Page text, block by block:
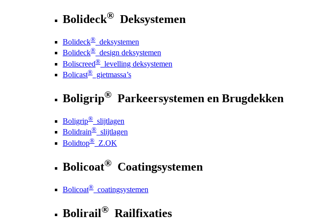
Bolideck® Deksystemen
Bolideck® deksystemen
Bolideck® design deksystemen
Boliscreed® levelling deksystemen
Bolicast® gietmassa’s
Boligrip® Parkeersystemen en Brugdekken
Boligrip® slijtlagen
Bolidrain® slijtlagen
Bolidtop® Z.OK
Bolicoat® Coatingsystemen
Bolicoat® coatingsystemen
Bolirail® Railfixaties